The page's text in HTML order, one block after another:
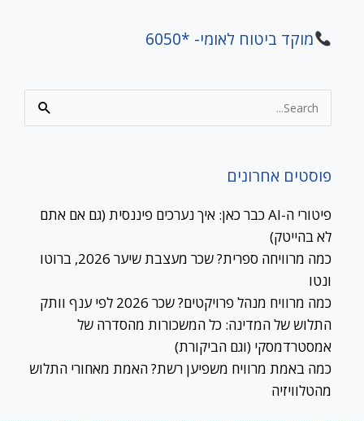
מוקד ביטוח לאומי- *6050
Search
for:
פוסטים אחרונים
פיטורי ה-AI כבר כאן: איך נערכים פיננסית (גם אם אתם
לא בהייטק)
כמה מרוויחה ספרית? שכר מעצבת שיער 2026, ברוטו
ונטו
כמה מרוויח מנהל פרויקטים? שכר 2026 לפי ענף וותק
התלוש של המדינה: כל המשכורות מהסדרה של
אמסטרדמסקי (וגם הביקורת)
כמה באמת מרוויח משפיען רשת? האמת מאחורי התלוש
מהטלוויזיה